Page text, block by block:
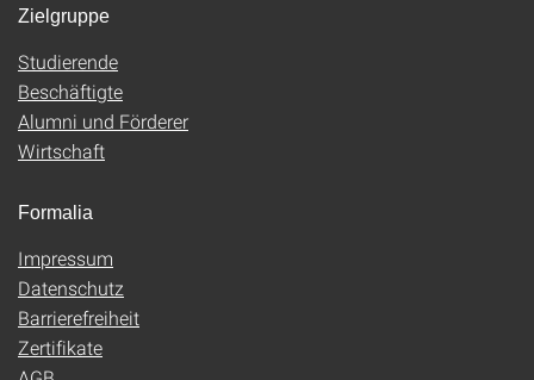
Zielgruppe
Studierende
Beschäftigte
Alumni und Förderer
Wirtschaft
Formalia
Impressum
Datenschutz
Barrierefreiheit
Zertifikate